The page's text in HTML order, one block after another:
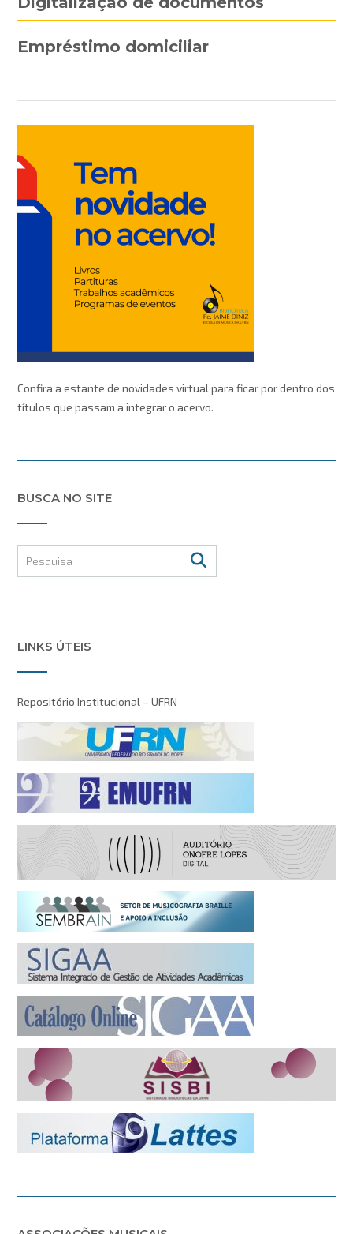
Empréstimo domiciliar
Confira a estante de novidades virtual para ficar por dentro dos
títulos que passam a integrar o acervo.
BUSCA NO SITE
LINKS ÚTEIS
Repositório Institucional – UFRN